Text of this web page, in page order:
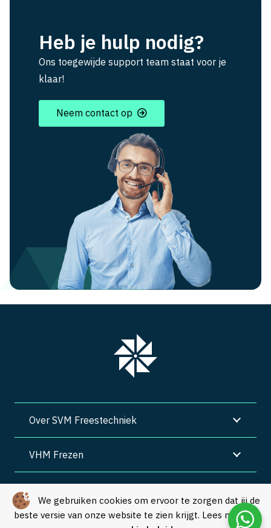
We gebruiken cookies om ervoor te zorgen dat jij de
beste versie van onze website te zien krijgt. Lees meer in
Heb je hulp nodig?
Ons toegewijde support team staat voor je
klaar!
Neem contact op
Over SVM Freestechniek
VHM Frezen
Algemene voorwaarden | Privacy